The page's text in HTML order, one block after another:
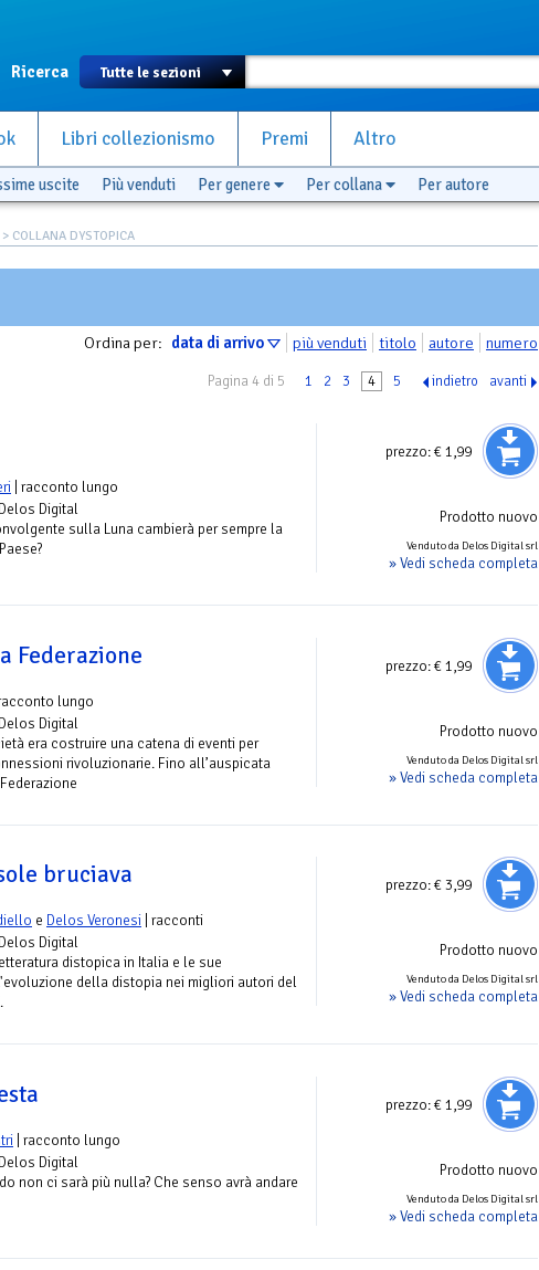
Ricerca
Libri collezionismo Premi Altro
uscite Più venduti Per genere Per collana Per autore
> COLLANA DYSTOPICA
Ordina per: data di arrivo più venduti titolo autore numero
Pagina 4 di 5 1 2 3 4 5 indietro avanti
prezzo:€ 1,99
Prodotto nuovo
Venduto da Delos Digital srl
» Vedi scheda completa
| racconto lungo
Digital
sulla Luna cambierà per sempre la
prezzo:€ 1,99
Prodotto nuovo
Venduto da Delos Digital srl
» Vedi scheda completa
Federazione
racconto lungo
Digital
era costruire una catena di eventi per
rivoluzionarie. Fino all’auspicata
prezzo:€ 3,99
Prodotto nuovo
Venduto da Delos Digital srl
» Vedi scheda completa
bruciava
e Delos Veronesi | racconti
Digital
distopica in Italia e le sue
della distopia nei migliori autori del
prezzo:€ 1,99
Prodotto nuovo
Venduto da Delos Digital srl
» Vedi scheda completa
| racconto lungo
Digital
non ci sarà più nulla? Che senso avrà andare